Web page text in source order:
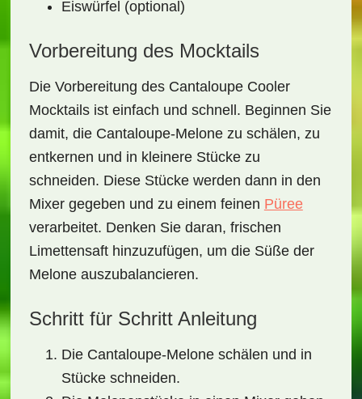
Eiswürfel (optional)
Vorbereitung des Mocktails
Die Vorbereitung des Cantaloupe Cooler
Mocktailsist einfach und schnell. Beginnen Sie
damit, die Cantaloupe-Melone zu schälen, zu
entkernen und in kleinere Stücke zu
schneiden. Diese Stücke werden dann in den
Mixer gegeben und zu einem feinen Püree
verarbeitet. Denken Sie daran, frischen
Limettensaft hinzuzufügen, um die Süße der
Melone auszubalancieren.
Schritt für Schritt Anleitung
Die Cantaloupe-Melone schälen und in
Stücke schneiden.